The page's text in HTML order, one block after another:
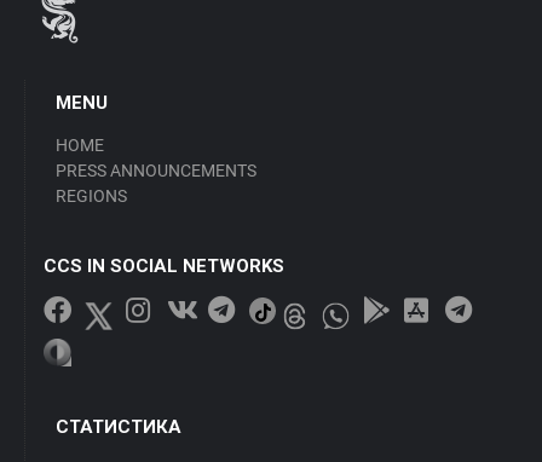
MENU
HOME
PRESS ANNOUNCEMENTS
REGIONS
CCS IN SOCIAL NETWORKS
СТАТИСТИКА